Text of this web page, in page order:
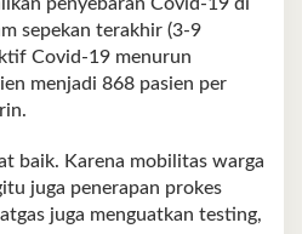
sepekan terakhir (3-9
Covid-19 menurun
menjadi 868 pasien per
baik. Karena mobilitas warga
juga penerapan prokes
juga menguatkan testing,